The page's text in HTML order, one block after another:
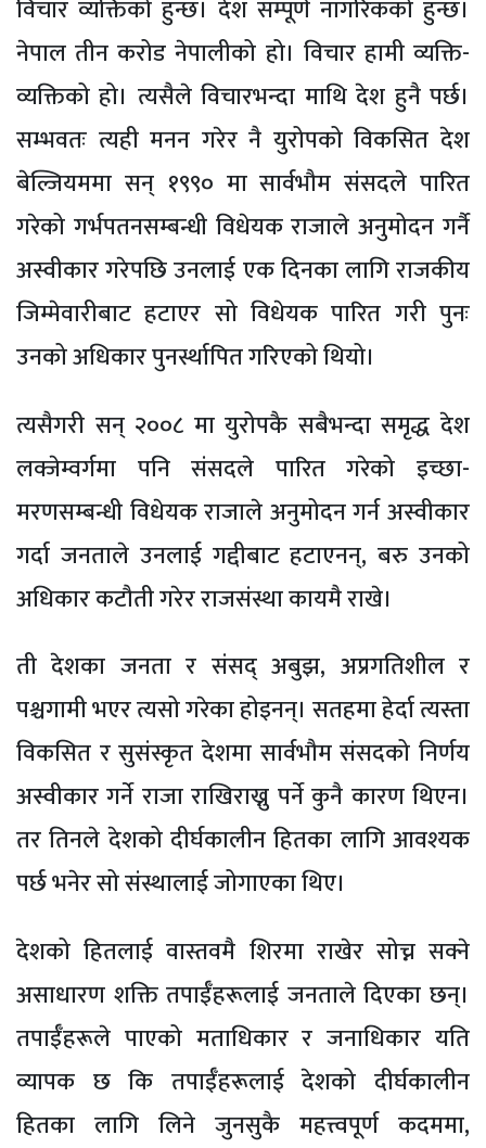
विचार व्यक्तिको हुन्छ। देश सम्पूर्ण नागरिकको हुन्छ।
नेपाल तीन करोड नेपालीको हो। विचार हामी व्यक्ति-
व्यक्तिको हो। त्यसैले विचारभन्दा माथि देश हुनै पर्छ।
सम्भवतः त्यही मनन गरेर नै युरोपको विकसित देश
बेल्जियममा सन् १९९० मा सार्वभौम संसदले पारित
गरेको गर्भपतनसम्बन्धी विधेयक राजाले अनुमोदन गर्नै
अस्वीकार गरेपछि उनलाई एक दिनका लागि राजकीय
जिम्मेवारीबाट हटाएर सो विधेयक पारित गरी पुनः
उनको अधिकार पुनर्स्थापित गरिएको थियो।
त्यसैगरी सन् २००८ मा युरोपकै सबैभन्दा समृद्ध देश
लक्जेम्वर्गमा पनि संसदले पारित गरेको इच्छा-
मरणसम्बन्धी विधेयक राजाले अनुमोदन गर्न अस्वीकार
गर्दा जनताले उनलाई गद्दीबाट हटाएनन्, बरु उनको
अधिकार कटौती गरेर राजसंस्था कायमै राखे।
ती देशका जनता र संसद् अबुझ, अप्रगतिशील र
पश्चगामी भएर त्यसो गरेका होइनन्। सतहमा हेर्दा त्यस्ता
विकसित र सुसंस्कृत देशमा सार्वभौम संसदको निर्णय
अस्वीकार गर्ने राजा राखिराख्नु पर्ने कुनै कारण थिएन।
तर तिनले देशको दीर्घकालीन हितका लागि आवश्यक
पर्छ भनेर सो संस्थालाई जोगाएका थिए।
देशको हितलाई वास्तवमै शिरमा राखेर सोच्न सक्ने
असाधारण शक्ति तपाईँहरूलाई जनताले दिएका छन्।
तपाईँहरूले पाएको मताधिकार र जनाधिकार यति
व्यापक छ कि तपाईँहरूलाई देशको दीर्घकालीन
हितका लागि लिने जुनसुकै महत्त्वपूर्ण कदममा,